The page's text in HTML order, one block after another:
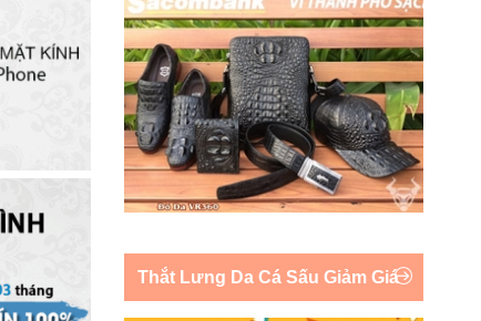
Thắt Lưng Da Cá Sấu Giảm Giá